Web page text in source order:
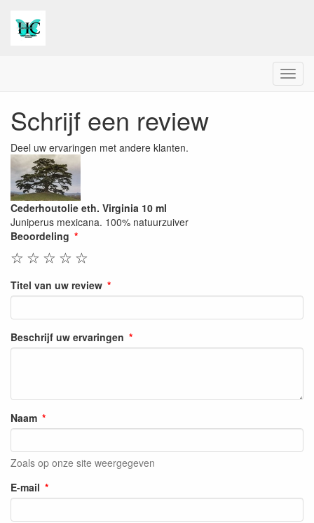
Menu
Schrijf een review
Deel uw ervaringen met andere klanten.
Cederhoutolie eth. Virginia 10 ml
Juniperus mexicana. 100% natuurzuiver
Beoordeling
☆
☆
☆
☆
☆
Titel van uw review
Beschrijf uw ervaringen
Naam
Zoals op onze site weergegeven
E-mail